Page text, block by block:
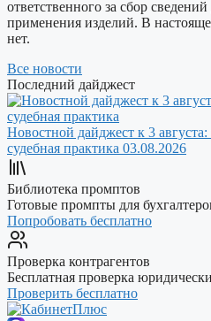
ответственного за сбор
применения изделий. В
нет.
Все новости
Последний дайджест
Новостной дайджест к 3
судебная практика 03.08.2026
Библиотека промптов
Готовые промпты для
Попробовать бесплатно
Проверка контрагентов
Бесплатная проверка
Проверить бесплатно